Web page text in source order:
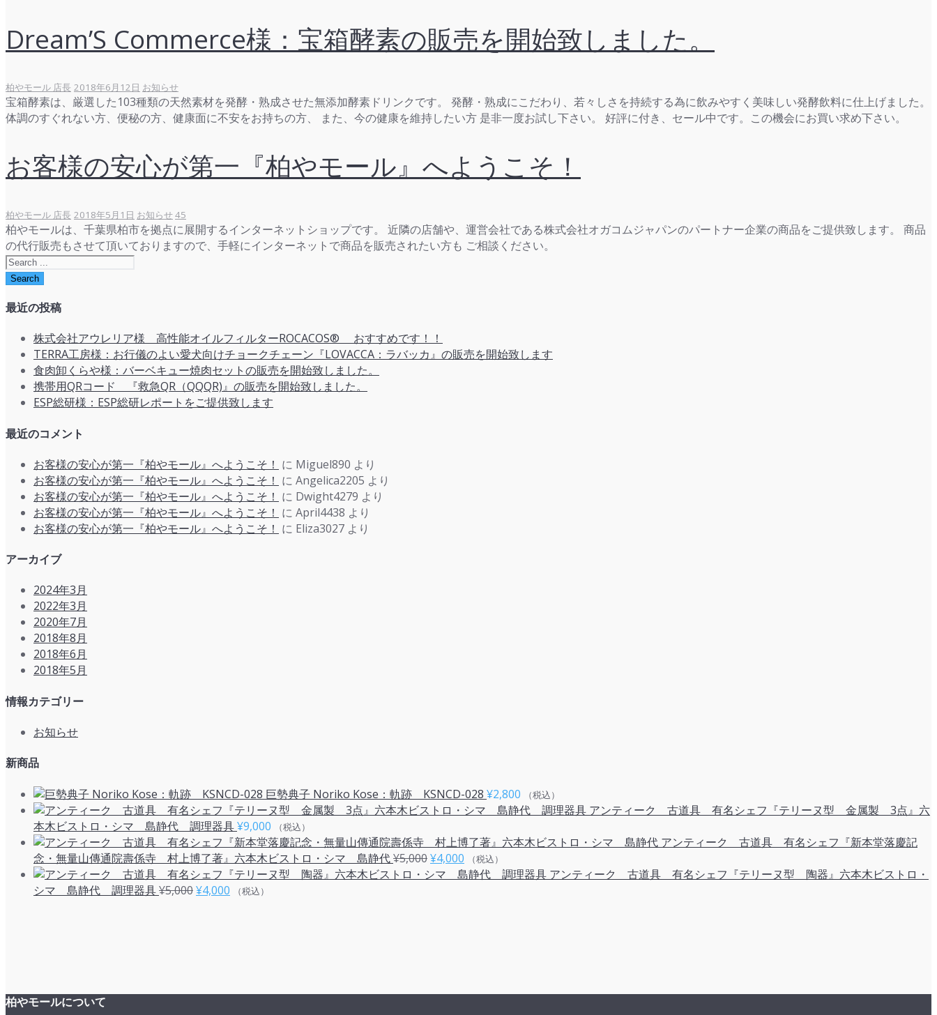
Dream’S Commerce様：宝箱酵素の販売を開始致しました。
柏やモール 店長 2018年6月12日 お知らせ
宝箱酵素は、厳選した103種類の天然素材を発酵・熟成させた無添加酵素ドリンクです。 発酵・熟成にこだわり、若々しさを持続する為に飲みやすく美味しい発酵飲料に仕上げました。
体調のすぐれない方、便秘の方、健康面に不安をお持ちの方、 また、今の健康を維持したい方 是非一度お試し下さい。 好評に付き、セール中です。この機会にお買い求め下さい。
お客様の安心が第一『柏やモール』へようこそ！
柏やモール 店長 2018年5月1日 お知らせ45
柏やモールは、千葉県柏市を拠点に展開するインターネットショップです。 近隣の店舗や、運営会社である株式会社オガコムジャパンのパートナー企業の商品をご提供致します。 商品
の代行販売もさせて頂いておりますので、手軽にインターネットで商品を販売されたい方も ご相談ください。
最近の投稿
株式会社アウレリア様 高性能オイルフィルターROCACOS® おすすめです！！
TERRA工房様：お行儀のよい愛犬向けチョークチェーン『LOVACCA：ラバッカ』の販売を開始致します
食肉卸くらや様：バーベキュー焼肉セットの販売を開始致しました。
携帯用QRコード 『救急QR（QQQR)』の販売を開始致しました。
ESP総研様：ESP総研レポートをご提供致します
最近のコメント
お客様の安心が第一『柏やモール』へようこそ！ に Miguel890 より
お客様の安心が第一『柏やモール』へようこそ！ に Angelica2205 より
お客様の安心が第一『柏やモール』へようこそ！ に Dwight4279 より
お客様の安心が第一『柏やモール』へようこそ！ に April4438 より
お客様の安心が第一『柏やモール』へようこそ！ に Eliza3027 より
アーカイブ
2024年3月
2022年3月
2020年7月
2018年8月
2018年6月
2018年5月
情報カテゴリー
お知らせ
新商品
巨勢典子 Noriko Kose：軌跡 KSNCD-028 ¥2,800 （税込）
アンティーク 古道具 有名シェフ『テリーヌ型 金属製 3点』六
本木ビストロ・シマ 島静代 調理器具¥9,000 （税込）
アンティーク 古道具 有名シェフ『新本堂落慶記
念・無量山傳通院壽係寺 村上博了著』六本木ビストロ・シマ 島静代¥5,000元
の
¥4,000 現
在
（税込）
アンティーク 古道具 有名シェフ『テリーヌ型 陶器』六本木ビストロ・
シマ 島静代 調理器具¥5,000元
¥4,000 現（税込）
柏やモールについて